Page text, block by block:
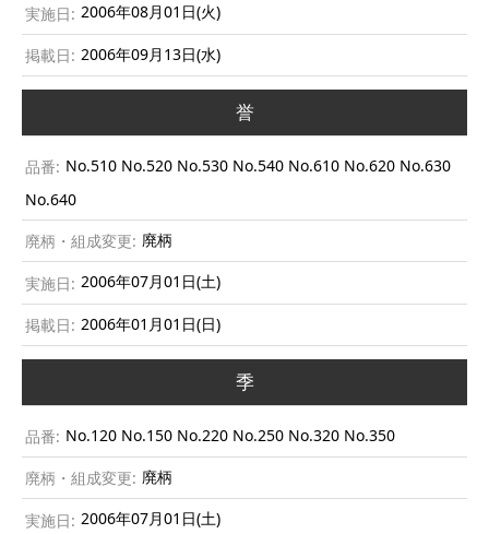
2006年08月01日(火)
2006年09月13日(水)
誉
No.510 No.520 No.530 No.540 No.610 No.620 No.630
No.640
廃柄
2006年07月01日(土)
2006年01月01日(日)
季
No.120 No.150 No.220 No.250 No.320 No.350
廃柄
2006年07月01日(土)